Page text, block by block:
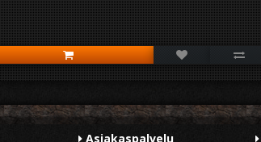
Asiakaspalvelu